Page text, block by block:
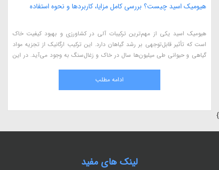
هیومیک اسید چیست؟ بررسی کامل مزایا، کاربردها و نحوه استفاده
هیومیک اسید یکی از مهم‌ترین ترکیبات آلی در کشاورزی و بهبود کیفیت خاک
است که تأثیر قابل‌توجهی بر رشد گیاهان دارد. این ترکیب ارگانیک از تجزیه مواد
گیاهی و حیوانی طی میلیون‌ها سال در خاک و زغال‌سنگ به وجود می‌آید. در این
طبیعی و اثرات آن بر گیاهان می‌پردازیم.ادامه مطلب
}
لینک های مفید